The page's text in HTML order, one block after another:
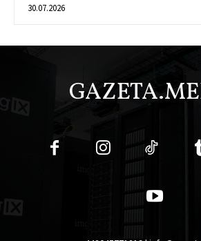
30.07.2026